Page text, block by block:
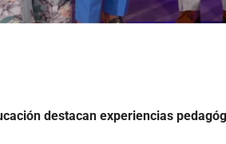
destacan experiencias